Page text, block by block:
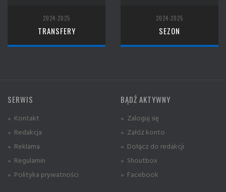
2024-2025
TRANSFERY
2024-2025
SEZON
SERWIS
» Kontakt
» Redakcja
» Reklama
» Regulamin
» Polityka prywatności
BĄDŹ AKTYWNY
» Zaloguj się
» Załóż konto
» Dołącz do redakcji
» Shoutbox
» Facebook